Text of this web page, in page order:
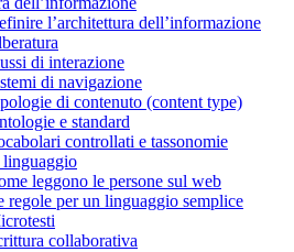
l’architettura dell’informazione
di interazione
di navigazione
di contenuto (content type)
e standard
controllati e tassonomie
linguaggio
leggono le persone sul web
regole per un linguaggio semplice
collaborativa